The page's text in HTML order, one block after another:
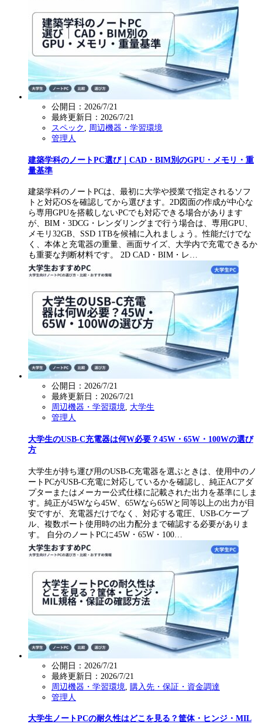
公開日：2026/7/21
最終更新日： 2026/7/21
スペック , 周辺機器・学習環境
管理人
建築学科のノートPC選び｜CAD・BIM別のGPU・メモリ・重
量基準
建築学科のノートPCは、最初に大学や授業で指定されるソフ
トと対応OSを確認してから選びます。2D図面の作成が中心な
ら専用GPUを搭載しないPCでも対応できる場合があります
が、BIM・3DCG・レンダリングまで行う場合は、専用GPU、
メモリ32GB、SSD 1TBを候補に入れましょう。性能だけでな
く、本体と充電器の重量、画面サイズ、大学内で充電できるか
も重要な判断材料です。 2D CAD・BIM・レ…
公開日：2026/7/21
最終更新日： 2026/7/21
周辺機器・学習環境, 大学生
管理人
大学生のUSB-C充電器は何W必要？45W・65W・100Wの選び
方
大学生が持ち運び用のUSB-C充電器を選ぶときは、使用中のノ
ートPCがUSB-C充電に対応しているかを確認し、純正ACアダ
プターまたはメーカー公式仕様に記載された出力を基準にしま
す。純正が45Wなら45W、65Wなら65Wと同等以上の出力が目
安ですが、充電器だけでなく、対応する電圧、USB-Cケーブ
ル、複数ポート使用時の出力配分まで確認する必要がありま
す。 自分のノートPCに45W・65W・100…
公開日：2026/7/21
最終更新日： 2026/7/21
周辺機器・学習環境
購入先・保証・資金調達
管理人
大学生ノートPCの耐久性はどこを見る？筐体・ヒンジ・MIL